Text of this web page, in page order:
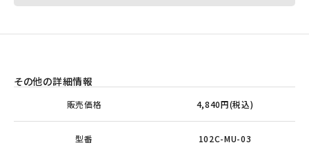
その他の詳細情報
販売価格 4,840円(税込)
型番 102C-MU-03